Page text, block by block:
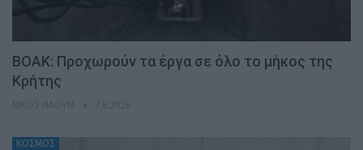
ΒΟΑΚ: Προχωρούν τα έργα σε όλο το μήκος της
Κρήτης
ΚΟΣΜΟΣ